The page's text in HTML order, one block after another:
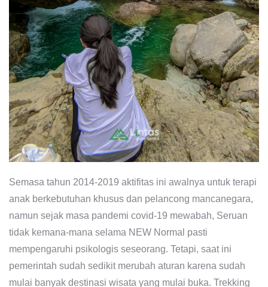
Semasa tahun 2014-2019 aktifitas ini awalnya untuk terapi
anak berkebutuhan khusus dan pelancong mancanegara,
namun sejak masa pandemi covid-19 mewabah, Seruan
tidak kemana-mana selama NEW Normal pasti
mempengaruhi psikologis seseorang. Tetapi, saat ini
pemerintah sudah sedikit merubah aturan karena sudah
mulai banyak destinasi wisata yang mulai buka. Trekking